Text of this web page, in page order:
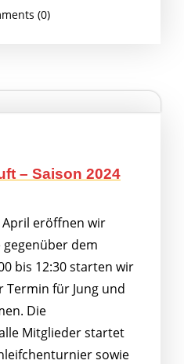
(0)
– Saison 2024
April eröffnen wir
dem
bis 12:30 starten wir
Termin für Jung und
Die
Mitglieder startet
sowie